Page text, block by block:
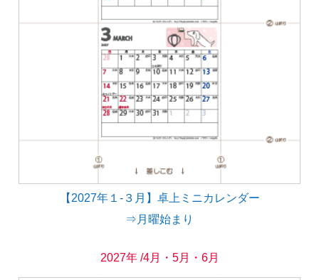
【2027年１-３月】卓上ミニカレンダー
⇒月曜始まり
2027年 /4月・5月・6月